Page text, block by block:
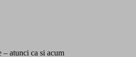
– atunci ca si acum